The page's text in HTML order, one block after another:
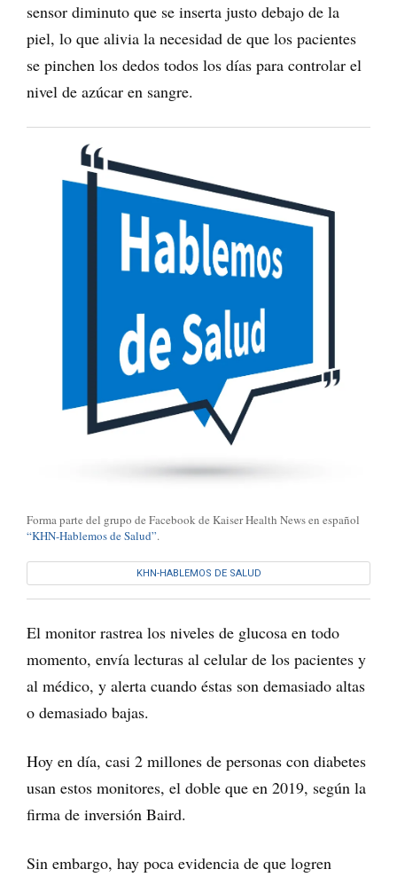
sensor diminuto que se inserta justo debajo de la
piel, lo que alivia la necesidad de que los pacientes
se pinchen los dedos todos los días para controlar el
nivel de azúcar en sangre.
Forma parte del grupo de Facebook de Kaiser Health News en español
“KHN-Hablemos de Salud”.
KHN-HABLEMOS DE SALUD
El monitor rastrea los niveles de glucosa en todo
momento, envía lecturas al celular de los pacientes y
al médico, y alerta cuando éstas son demasiado altas
o demasiado bajas.
Hoy en día, casi 2 millones de personas con diabetes
usan estos monitores, el doble que en 2019, según la
firma de inversión Baird.
Sin embargo, hay poca evidencia de que logren